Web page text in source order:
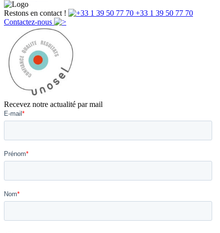
Restons en contact !
+33 1 39 50 77 70
Contactez-nous
Recevez notre actualité par mail